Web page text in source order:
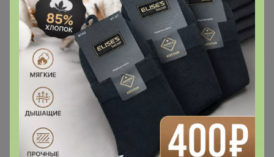
ФЛИС
2 061р
Женские джинсы F`FIVE